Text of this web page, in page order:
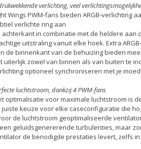
verlichting, veel
Wings PWM-fans bieden ARGB-verlichting
verlichte ring aan
achterkant in combinatie met de heldere aan
uitstraling vanuit elke hoek. Extra
de binnenkant van de behuizing bieden
uiterlijk zowel van binnen als van buiten te
optioneel synchroniseren met je
luchtstroom, dankzij 4 PWM-fans
optimalisatie voor maximale luchtstroom is
juiste keuze voor elke caseconfiguratie die
de luchtstroom geoptimaliseerde
geluidsgenererende turbulenties, maar
de benodigde prestaties levert, zelfs